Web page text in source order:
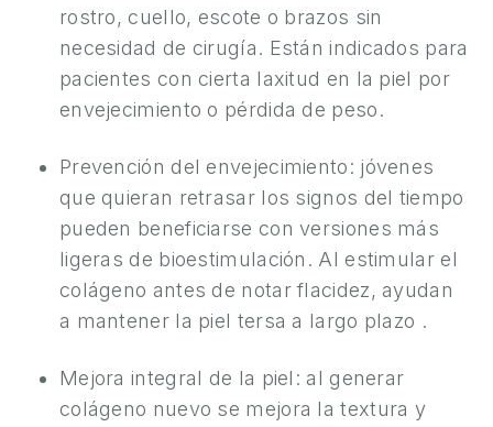
rostro, cuello, escote o brazos sin
necesidad de cirugía. Están indicados para
pacientes con cierta laxitud en la piel por
envejecimiento o pérdida de peso.
Prevención del envejecimiento: jóvenes
que quieran retrasar los signos del tiempo
pueden beneficiarse con versiones más
ligeras de bioestimulación. Al estimular el
colágeno antes de notar flacidez, ayudan
a mantener la piel tersa a largo plazo .
Mejora integral de la piel: al generar
colágeno nuevo se mejora la textura y